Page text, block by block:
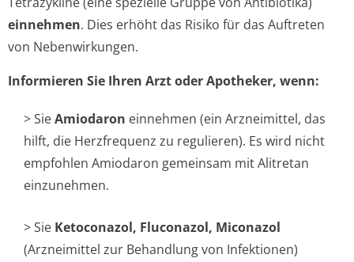
einnehmen. Dies erhöht das Risiko für das Auftreten
von Nebenwirkungen.
Informieren Sie Ihren Arzt oder Apotheker, wenn:
> SieAmiodaron einnehmen (ein Arzneimittel, das
hilft, die Herzfrequenz zu regulieren). Es wird nicht
empfohlen Amiodaron gemeinsam mit Alitretan
einzunehmen.
> Sie Ketoconazol, Fluconazol, Miconazol
(Arzneimittel zur Behandlung von Infektionen)